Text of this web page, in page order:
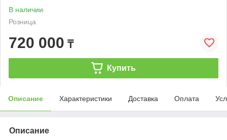
В наличии
Розница
720 000 ₸
Купить
Описание Характеристики Доставка Оплата
Описание